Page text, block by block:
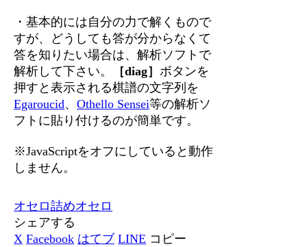
・基本的には自分の力で解くもので
すが、どうしても答が分からなくて
答を知りたい場合は、解析ソフトで
解析して下さい。
［diag］ ボタンを
押すと表示される棋譜の文字列を
Egaroucid、Othello Sensei等の解析ソ
フトに貼り付けるのが簡単です。
※JavaScriptをオフにしていると動作
しません。
オセロ詰めオセロ
シェアする
X Facebook はてブ LINE コピー